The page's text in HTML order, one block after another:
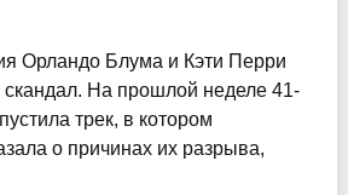
Орландо Блума и Кэти Перри
скандал. На прошлой неделе 41-
трек, в котором
о причинах их разрыва,